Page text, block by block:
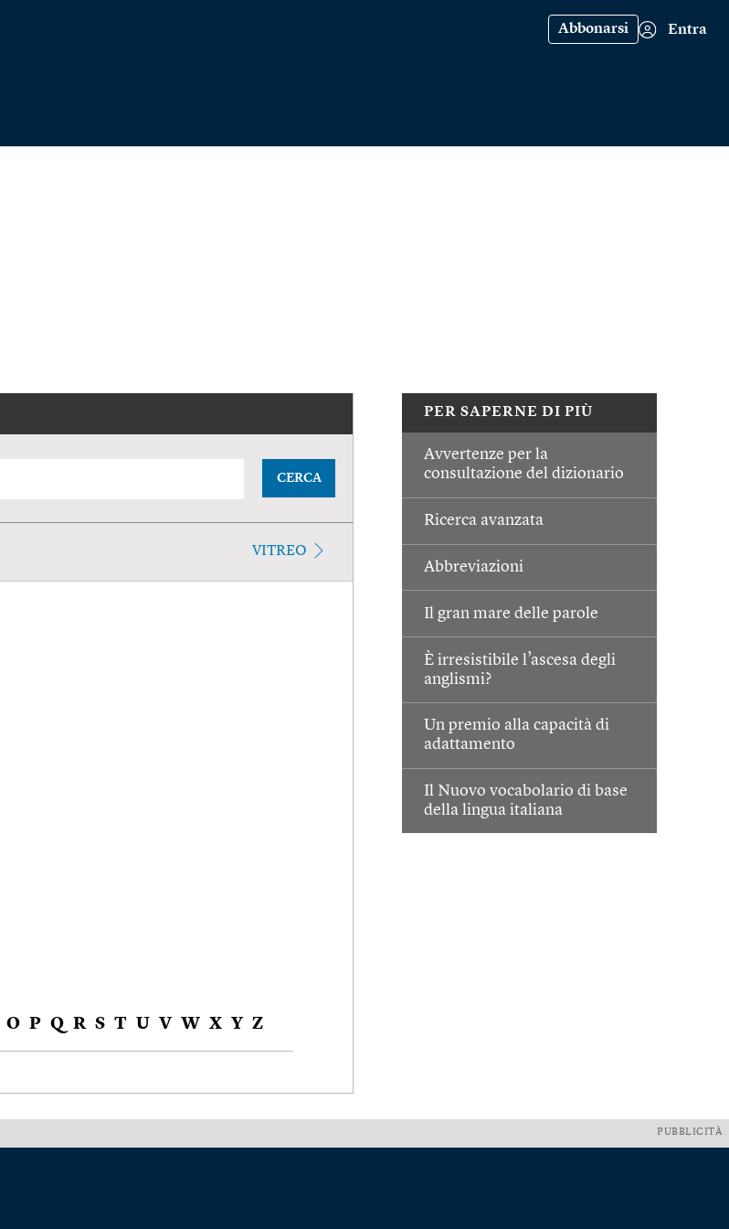
Abbonarsi Entra
PER SAPERNE DI PIÙ
Avvertenze per la
consultazione del dizionario
Ricerca avanzata
Abbreviazioni
Il gran mare delle parole
È irresistibile l’ascesa degli
anglismi?
Un premio alla capacità di
adattamento
Il Nuovo vocabolario di base
della lingua italiana
CERCA
VITREO
O P Q R S T U V W X Y Z
PUBBLICITÀ